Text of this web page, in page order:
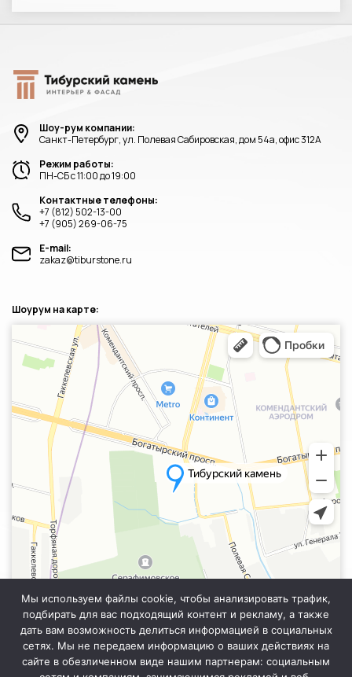
Мы используем файлы cookie, чтобы анализировать трафик,
подбирать для вас подходящий контент и рекламу, а также
дать вам возможность делиться информацией в социальных
сетях. Мы не передаем информацию о ваших действиях на
сайте в обезличенном виде нашим партнерам: социальным
Шоу-рум компании:
Санкт-Петербург, ул. Полевая Сабировская, дом 54а, офис 312А
Режим работы:
ПН-СБ с 11:00 до 19:00
Контактные телефоны:
+7 (812) 502-13-00
+7 (905) 269-06-75
E-mail:
zakaz@tiburstone.ru
Шоурум на карте:
Санкт‑Петербург
Яндекс.Карты — транспорт, навигация, поиск мест
Информация на сайте не является публичной офертой. Уточняйте